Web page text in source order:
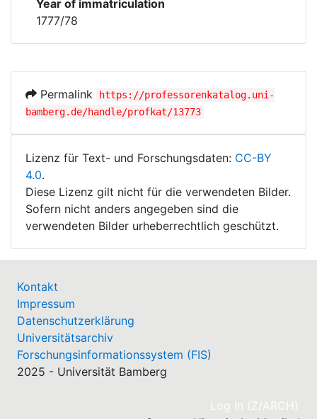
Year of immatriculation
1777/78
Permalink
https://professorenkatalog.uni-
bamberg.de/handle/profkat/13773
Lizenz für Text- und Forschungsdaten: CC-BY
4.0.
Diese Lizenz gilt nicht für die verwendeten Bilder.
Sofern nicht anders angegeben sind die
verwendeten Bilder urheberrechtlich geschützt.
Kontakt
Impressum
Datenschutzerklärung
Universitätsarchiv
Forschungsinformationssystem (FIS)
2025 - Universität Bamberg
Log In (Z/ARCH)